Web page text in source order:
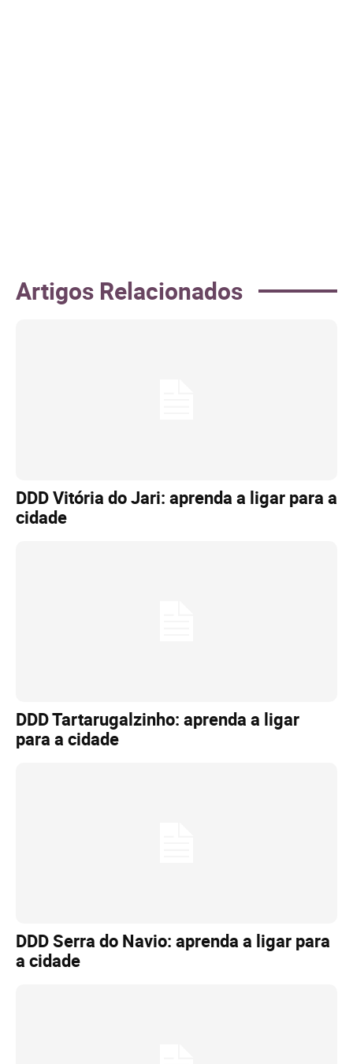
Artigos Relacionados
DDD Vitória do Jari: aprenda a ligar para a
cidade
DDD Tartarugalzinho: aprenda a ligar
para a cidade
DDD Serra do Navio: aprenda a ligar para
a cidade